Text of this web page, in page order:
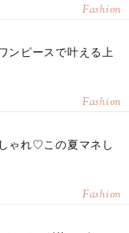
Fashion
ンピースで叶える上
Fashion
ゃれ♡この夏マネし
Fashion